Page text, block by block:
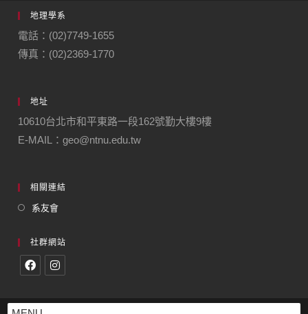
地理學系
電話：(02)7749-1655
傳真：(02)2369-1770
地址
10610台北市和平東路一段162號勤大樓9樓
E-MAIL：geo@ntnu.edu.tw
相關連結
系友會
社群網站